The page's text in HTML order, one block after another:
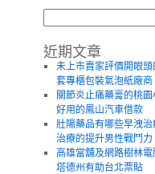
近期文章
未上市賣家評價開眼
套專櫃包裝氣泡紙廠商
關節炎止痛藥膏的桃
好用的鳳山汽車借款
壯陽藥品有哪些早洩
治療的提升男性戰鬥力
高雄當舖及網路樹林
塔德州有助台北票貼